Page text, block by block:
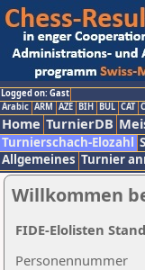
Logged on: Gast
Arabic ARM AZE BIH BUL CAT
Home TurnierDB
Turnierschach-Elozahl
Allgemeines Turnier
Willkommen
Personennummer
FIDE-Elolisten Stand